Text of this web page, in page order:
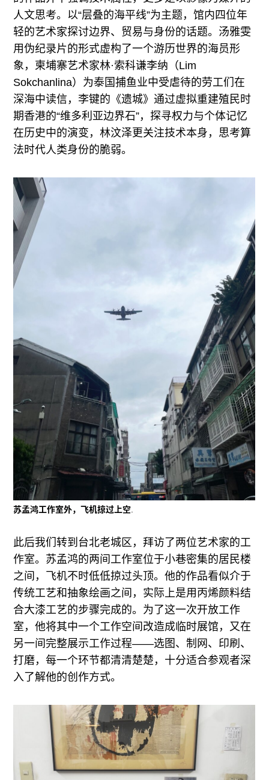
人文思考。以“层叠的海平线”为主题，馆内四位年
轻的艺术家探讨边界、贸易与身份的话题。汤雅雯
用伪纪录片的形式虚构了一个游历世界的海员形
象，柬埔寨艺术家林·索科谦李纳（Lim
Sokchanlina）为泰国捕鱼业中受虐待的劳工们在
深海中读信，李键的《遗城》通过虚拟重建殖民时
期香港的“维多利亚边界石”，探寻权力与个体记忆
在历史中的演变，林汶泽更关注技术本身，思考算
法时代人类身份的脆弱。
苏孟鸿工作室外，飞机掠过上空.
此后我们转到台北老城区，拜访了两位艺术家的工
作室。苏孟鸿的两间工作室位于小巷密集的居民楼
之间，飞机不时低低掠过头顶。他的作品看似介于
传统工艺和抽象绘画之间，实际上是用丙烯颜料结
合大漆工艺的步骤完成的。为了这一次开放工作
室，他将其中一个工作空间改造成临时展馆，又在
另一间完整展示工作过程——选图、制网、印刷、
打磨，每一个环节都清清楚楚，十分适合参观者深
入了解他的创作方式。